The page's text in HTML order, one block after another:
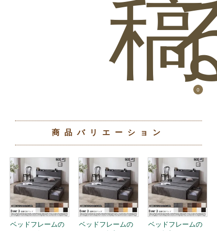
稿
0
商品バリエーション
ベッドフレームの
ベッドフレームの
ベッドフレームの